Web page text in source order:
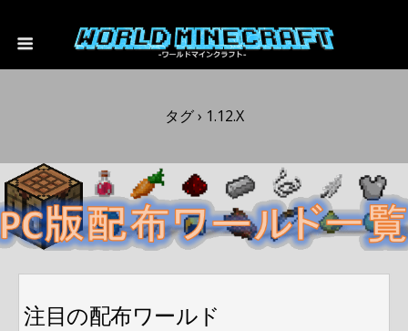
タグ › 1.12.x
注目の配布ワールド